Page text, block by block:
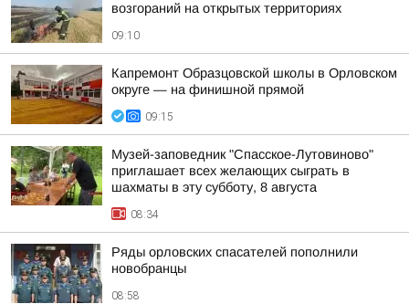
возгораний на открытых территориях
09:10
Капремонт Образцовской школы в Орловском
округе — на финишной прямой
09:15
Музей-заповедник "Спасское-Лутовиново"
приглашает всех желающих сыграть в
шахматы в эту субботу, 8 августа
08:34
Ряды орловских спасателей пополнили
новобранцы
08:58